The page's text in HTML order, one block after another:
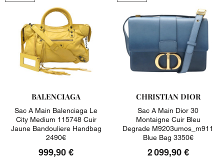
BALENCIAGA
Sac A Main Balenciaga Le
City Medium 115748 Cuir
Jaune Bandouliere Handbag
2490€
999,90 €
CHRISTIAN DIOR
Sac A Main Dior 30
Montaigne Cuir Bleu
Degrade M9203umos_m911
Blue Bag 3350€
2 099,90 €